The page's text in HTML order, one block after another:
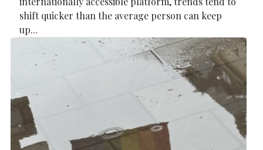
shift quicker than the average person can keep
up...